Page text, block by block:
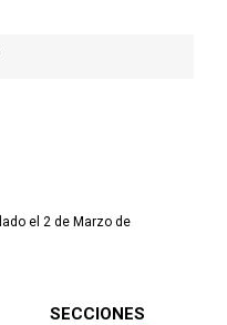
el 2 de Marzo de
SECCIONES